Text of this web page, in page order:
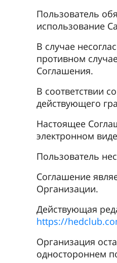
Пользователь
использование
В случае
противном
Соглашения.
В соответствии
действующего
Настоящее
электронном
Пользователь
Соглашение
Организации.
Действующая
https://
Организация
одностороннем